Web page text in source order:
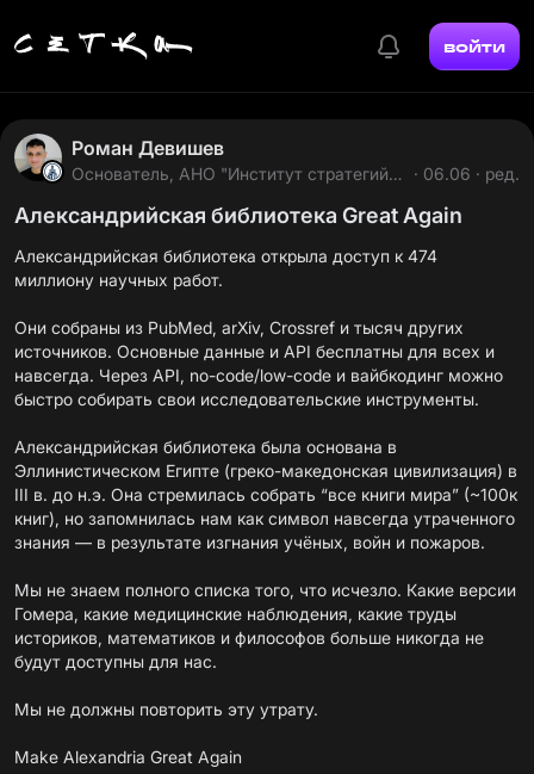
войти
Роман Девишев
Основатель, АНО "Институт стратегий
· 06.06 · ред.
Александрийская библиотека Great Again
Александрийская библиотека открыла доступ к 474
миллиону научных работ.
Они собраны из PubMed, arXiv, Crossref и тысяч других
источников. Основные данные и API бесплатны для всех и
навсегда. Через АРI, no-code/low-code и вайбкодинг можно
быстро собирать свои исследовательские инструменты.
Александрийская библиотека была основана в
Эллинистическом Египте (греко-македонская цивилизация) в
III в. до н.э. Она стремилась собрать “все книги мира” (~100к
книг), но запомнилась нам как символ навсегда утраченного
знания — в результате изгнания учёных, войн и пожаров.
Мы не знаем полного списка того, что исчезло. Какие версии
Гомера, какие медицинские наблюдения, какие труды
историков, математиков и философов больше никогда не
будут доступны для нас.
Мы не должны повторить эту утрату.
Make Alexandria Great Again